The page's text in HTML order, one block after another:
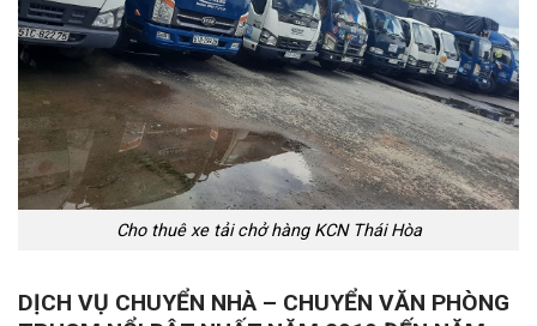
Cho thuê xe tải chở hàng KCN Thái Hòa
DỊCH VỤ CHUYỂN NHÀ – CHUYỂN VĂN PHÒNG